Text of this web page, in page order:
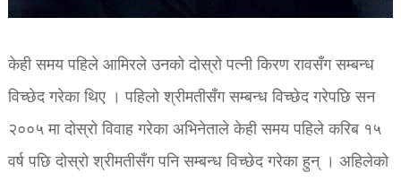
केही समय पहिले आमिरले उनको दोस्रो पत्नी किरण रावसँग सम्बन्ध
विच्छेद गरेका थिए । पहिलो श्रीमतीसँग सम्बन्ध विच्छेद गरेपछि सन
२००५ मा दोस्रो विवाह गरेका अभिनेताले केही समय पहिले करिब १५
वर्ष पछि दोस्रो श्रीमतीसँग पनि सम्बन्ध विच्छेद गरेका हुन् । अहिलेको